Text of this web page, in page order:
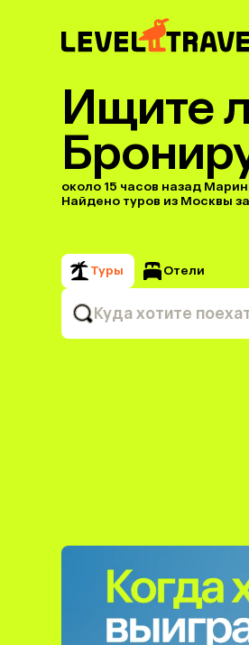
Ищите
около 15 часов назад
Найдено туров из Москвы
Туры Отели
Куда хотите